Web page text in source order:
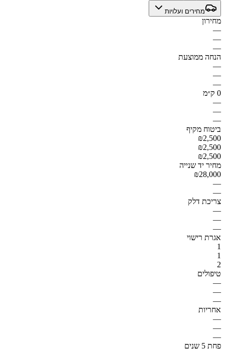
מחירים ועלויות
מחירון
—
—
—
הנחה ממוצעת
—
—
—
0 ק״מ
—
—
—
ביטוח מקיף
₪2,500
₪2,500
₪2,500
מחיר יד שנייה
₪28,000
—
—
צריכת דלק
—
—
—
אגרת רישוי
1
1
2
טיפולים
—
—
—
אחריות
—
—
—
פחת 5 שנים